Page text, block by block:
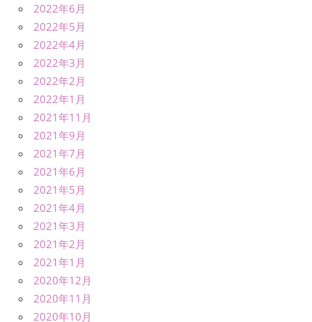
2022年6月
2022年5月
2022年4月
2022年3月
2022年2月
2022年1月
2021年11月
2021年9月
2021年7月
2021年6月
2021年5月
2021年4月
2021年3月
2021年2月
2021年1月
2020年12月
2020年11月
2020年10月